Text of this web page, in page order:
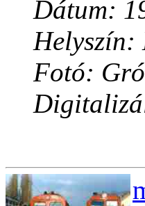
Dátum:
Helyszín:
Fotó: